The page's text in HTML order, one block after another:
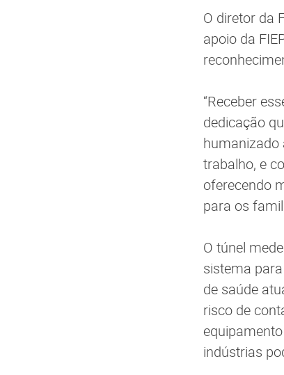
O diretor da
apoio da
“Receber
dedicação
humanizado
trabalho, e
oferecendo
para os
O túnel
sistema
de saúde
risco de
indústrias